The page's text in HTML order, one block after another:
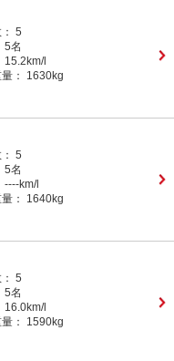
5
5名
15.2km/l
：
1630kg
5
5名
----km/l
：
1640kg
5
5名
16.0km/l
：
1590kg